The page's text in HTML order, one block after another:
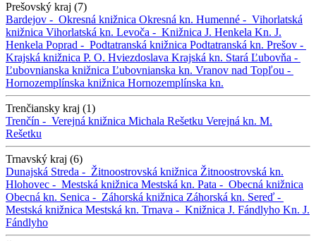
Prešovský kraj (7)
Bardejov - Okresná knižnica Okresná kn. Humenné - Vihorlatská
knižnica Vihorlatská kn. Levoča - Knižnica J. Henkela Kn. J.
Henkela Poprad - Podtatranská knižnica Podtatranská kn. Prešov -
Krajská knižnica P. O. Hviezdoslava Krajská kn. Stará Ľubovňa -
Ľubovnianska knižnica Ľubovnianska kn. Vranov nad Topľou -
Hornozemplínska knižnica Hornozemplínska kn.
Trenčiansky kraj (1)
Trenčín - Verejná knižnica Michala Rešetku Verejná kn. M.
Rešetku
Trnavský kraj (6)
Dunajská Streda - Žitnoostrovská knižnica Žitnoostrovská kn.
Hlohovec - Mestská knižnica Mestská kn. Pata - Obecná knižnica
Obecná kn. Senica - Záhorská knižnica Záhorská kn. Sereď -
Mestská knižnica Mestská kn. Trnava - Knižnica J. Fándlyho Kn. J.
Fándlyho